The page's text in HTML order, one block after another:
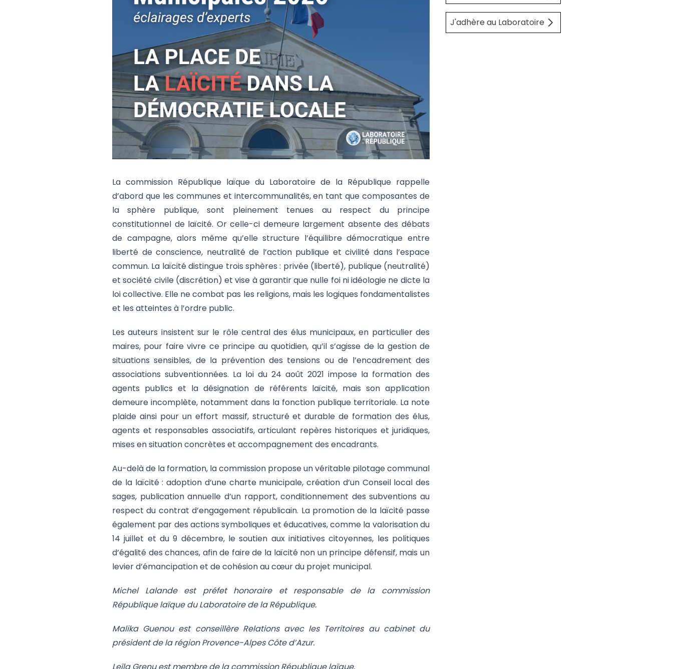
La commission République laïque du Laboratoire de la République rappelle
d’abord que les communes et intercommunalités, en tant que composantes de
la sphère publique, sont pleinement tenues au respect du principe
constitutionnel de laïcité. Or celle-ci demeure largement absente des débats
de campagne, alors même qu’elle structure l’équilibre démocratique entre
liberté de conscience, neutralité de l’action publique et civilité dans l’espace
commun. La laïcité distingue trois sphères : privée (liberté), publique (neutralité)
et société civile (discrétion) et vise à garantir que nulle foi ni idéologie ne dicte la
loi collective. Elle ne combat pas les religions, mais les logiques fondamentalistes
et les atteintes à l’ordre public.
Les auteurs insistent sur le rôle central des élus municipaux, en particulier des
maires, pour faire vivre ce principe au quotidien, qu’il s’agisse de la gestion de
situations sensibles, de la prévention des tensions ou de l’encadrement des
associations subventionnées. La loi du 24 août 2021 impose la formation des
agents publics et la désignation de référents laïcité, mais son application
demeure incomplète, notamment dans la fonction publique territoriale. La note
plaide ainsi pour un effort massif, structuré et durable de formation des élus,
agents et responsables associatifs, articulant repères historiques et juridiques,
mises en situation concrètes et accompagnement des encadrants.
Au-delà de la formation, la commission propose un véritable pilotage communal
de la laïcité : adoption d’une charte municipale, création d’un Conseil local des
sages, publication annuelle d’un rapport, conditionnement des subventions au
respect du contrat d’engagement républicain. La promotion de la laïcité passe
également par des actions symboliques et éducatives, comme la valorisation du
14 juillet et du 9 décembre, le soutien aux initiatives citoyennes, les politiques
d’égalité des chances, afin de faire de la laïcité non un principe défensif, mais un
levier d’émancipation et de cohésion au cœur du projet municipal.
Michel Lalande est préfet honoraire et responsable de la commission
République laïque du Laboratoire de la République.
Malika Guenou est conseillère Relations avec les Territoires au cabinet du
président de la région Provence-Alpes Côte d’Azur.
J'adhère au Laboratoire